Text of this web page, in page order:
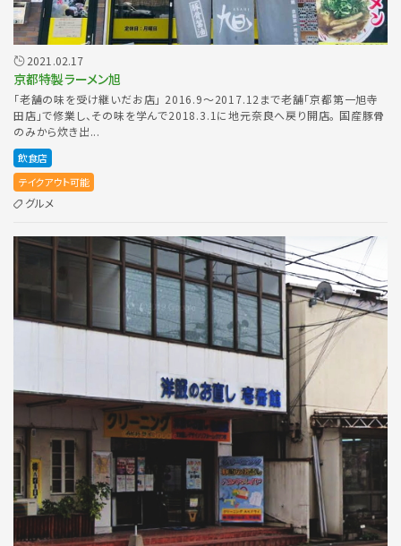
2021.02.17
京都特製ラーメン旭
「老舗の味を受け継いだお店」 2016.9〜2017.12まで老舗「京都第一旭寺
田店」で修業し、その味を学んで2018.3.1に地元奈良へ戻り開店。 国産豚骨
のみから炊き出...
飲食店
テイクアウト可能
グルメ